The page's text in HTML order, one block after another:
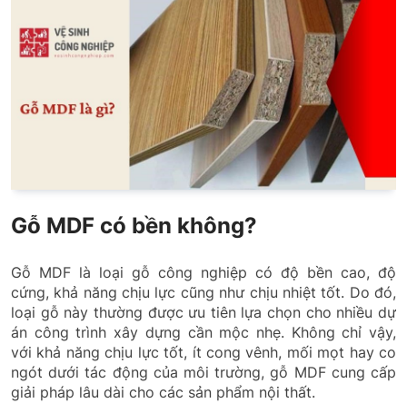
Gỗ MDF có bền không?
Gỗ MDF là loại gỗ công nghiệp có độ bền cao, độ
cứng, khả năng chịu lực cũng như chịu nhiệt tốt. Do đó,
loại gỗ này thường được ưu tiên lựa chọn cho nhiều dự
án công trình xây dựng cần mộc nhẹ. Không chỉ vậy,
với khả năng chịu lực tốt, ít cong vênh, mối mọt hay co
ngót dưới tác động của môi trường, gỗ MDF cung cấp
giải pháp lâu dài cho các sản phẩm nội thất.